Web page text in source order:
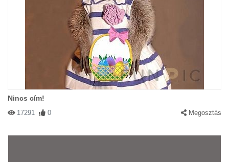
Nincs cím!
17291 0 Megosztás